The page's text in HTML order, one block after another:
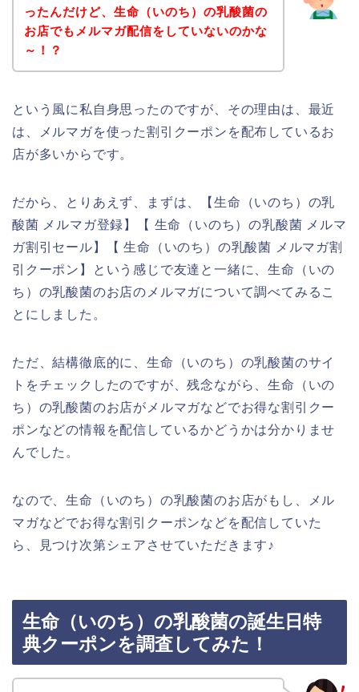
ったんだけど、生命（いのち）の乳酸菌の
お店でもメルマガ配信をしていないのかな
～！？
という風に私自身思ったのですが、その理由は、最近
は、メルマガを使った割引クーポンを配布しているお
店が多いからです。
だから、とりあえず、まずは、【生命（いのち）の乳
酸菌 メルマガ登録】【 生命（いのち）の乳酸菌 メルマ
ガ割引セール】【 生命（いのち）の乳酸菌 メルマガ割
引クーポン】という感じで友達と一緒に、生命（いの
ち）の乳酸菌のお店のメルマガについて調べてみるこ
とにしました。
ただ、結構徹底的に、生命（いのち）の乳酸菌のサイ
トをチェックしたのですが、残念ながら、生命（いの
ち）の乳酸菌のお店がメルマガなどでお得な割引クー
ポンなどの情報を配信しているかどうかは分かりませ
んでした。
なので、生命（いのち）の乳酸菌のお店がもし、メル
マガなどでお得な割引クーポンなどを配信していた
ら、見つけ次第シェアさせていただきます♪
生命（いのち）の乳酸菌の誕生日特
典クーポンを調査してみた！